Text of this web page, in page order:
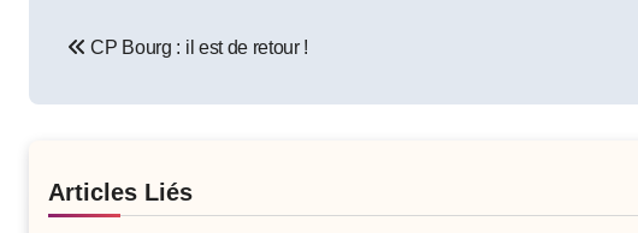
navigation
CP Bourg : il est de retour !
Articles Liés